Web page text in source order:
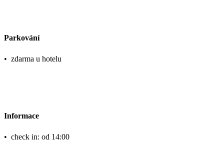
Parkování
• zdarma u hotelu
Informace
• check in: od 14:00